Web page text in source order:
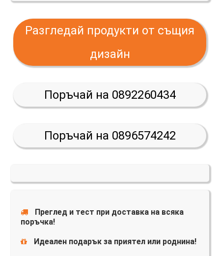
Разгледай продукти от същия
дизайн
Поръчай на 0892260434
Поръчай на 0896574242
Преглед и тест при доставка на всяка
поръчка!
Идеален подарък за приятел или роднина!